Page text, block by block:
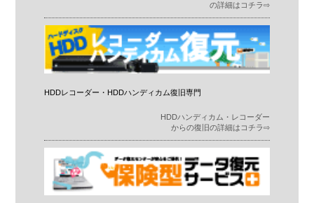
の詳細はコチラ⇨
HDDレコーダー・HDDハンディカム復旧専門
HDDハンディカム・レコーダー
からの復旧の詳細はコチラ⇨